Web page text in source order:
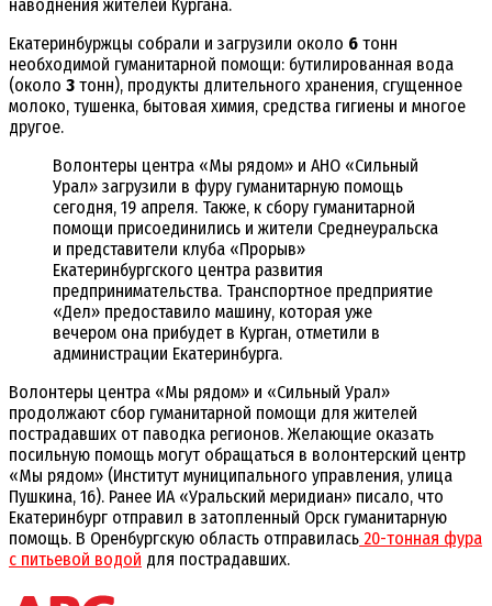
наводнения жителей Кургана.
Екатеринбуржцы собрали и загрузили около 6 тонн
необходимой гуманитарной помощи: бутилированная вода
(около 3 тонн), продукты длительного хранения, сгущенное
молоко, тушенка, бытовая химия, средства гигиены и многое
другое.
Волонтеры центра «Мы рядом» и АНО «Сильный
Урал» загрузили в фуру гуманитарную помощь
сегодня, 19 апреля. Также, к сбору гуманитарной
помощи присоединились и жители Среднеуральска
и представители клуба «Прорыв»
Екатеринбургского центра развития
предпринимательства. Транспортное предприятие
«Дел» предоставило машину, которая уже
вечером она прибудет в Курган, отметили в
администрации Екатеринбурга.
Волонтеры центра «Мы рядом» и «Сильный Урал»
продолжают сбор гуманитарной помощи для жителей
пострадавших от паводка регионов. Желающие оказать
посильную помощь могут обращаться в волонтерский центр
«Мы рядом» (Институт муниципального управления, улица
Пушкина, 16). Ранее ИА «Уральский меридиан» писало, что
Екатеринбург отправил в затопленный Орск гуманитарную
помощь. В Оренбургскую область отправилась 20-тонная фура
с питьевой водой для пострадавших.